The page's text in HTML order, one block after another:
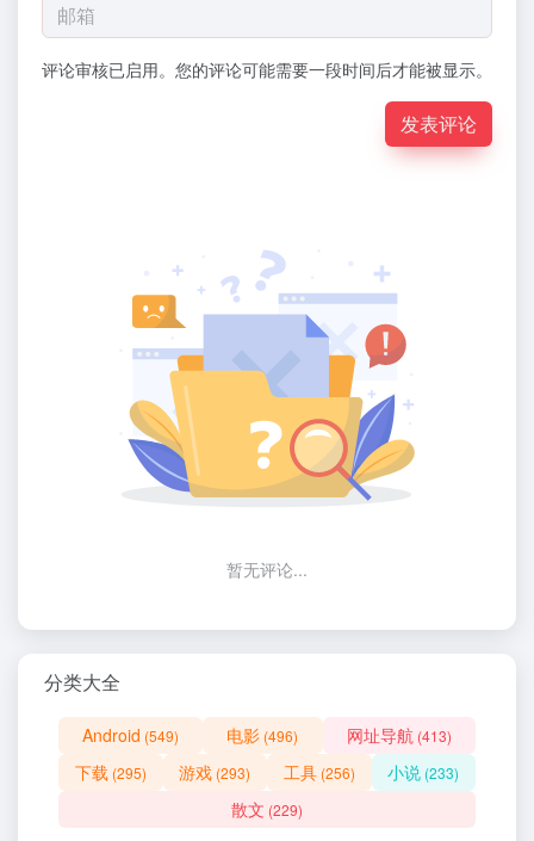
评论审核已启用。您的评论可能需要一段时间后才能被显示。
发表评论
暂无评论...
分类大全
Android (549) 电影 (496) 网址导航 (413)
下载 (295) 游戏 (293) 工具(256) 小说 (233)
散文 (229)